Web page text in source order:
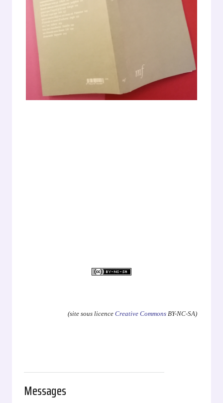
(site sous licence Creative CommonsBY-NC-SA)
Messages